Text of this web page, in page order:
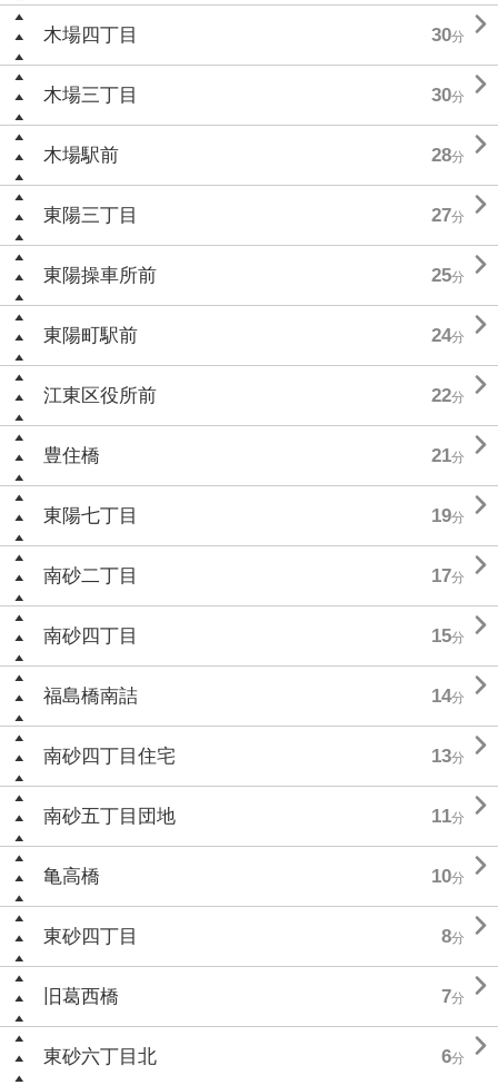
木場四丁目 30分 
木場三丁目 30分 
木場駅前 28分 
東陽三丁目 27分 
東陽操車所前 25分 
東陽町駅前 24分 
江東区役所前 22分 
豊住橋 21分 
東陽七丁目 19分 
南砂二丁目 17分 
南砂四丁目 15分 
福島橋南詰 14分 
南砂四丁目住宅 13分 
南砂五丁目団地 11分 
亀高橋 10分 
東砂四丁目 8分 
旧葛西橋 7分 
東砂六丁目北 6分 